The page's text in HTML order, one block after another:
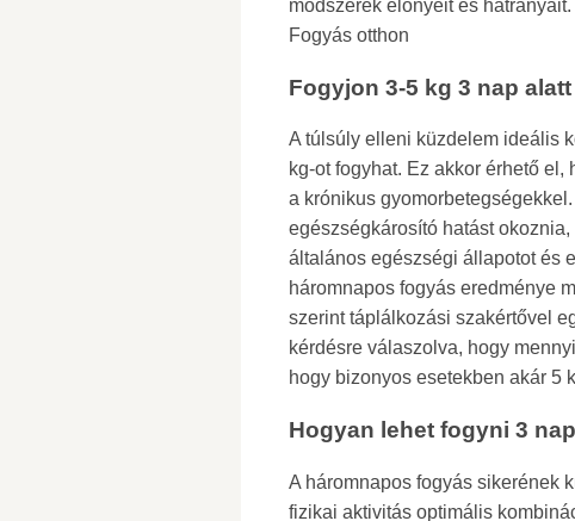
módszerek előnyeit és hátrányait.
Fogyás otthon
Fogyjon 3-5 kg ​​3 nap alatt
A túlsúly elleni küzdelem ideális
kg-ot fogyhat. Ez akkor érhető
a krónikus
egészségkárosító hatást
általános egészségi állapotot és
háromnapos fogyás eredménye
szerint táplálkozási szakértővel
kérdésre válaszolva, hogy
hogy bizonyos esetekben akár 5
Hogyan lehet fogyni 3
A háromnapos fogyás sikerének
fizikai aktivitás optimális